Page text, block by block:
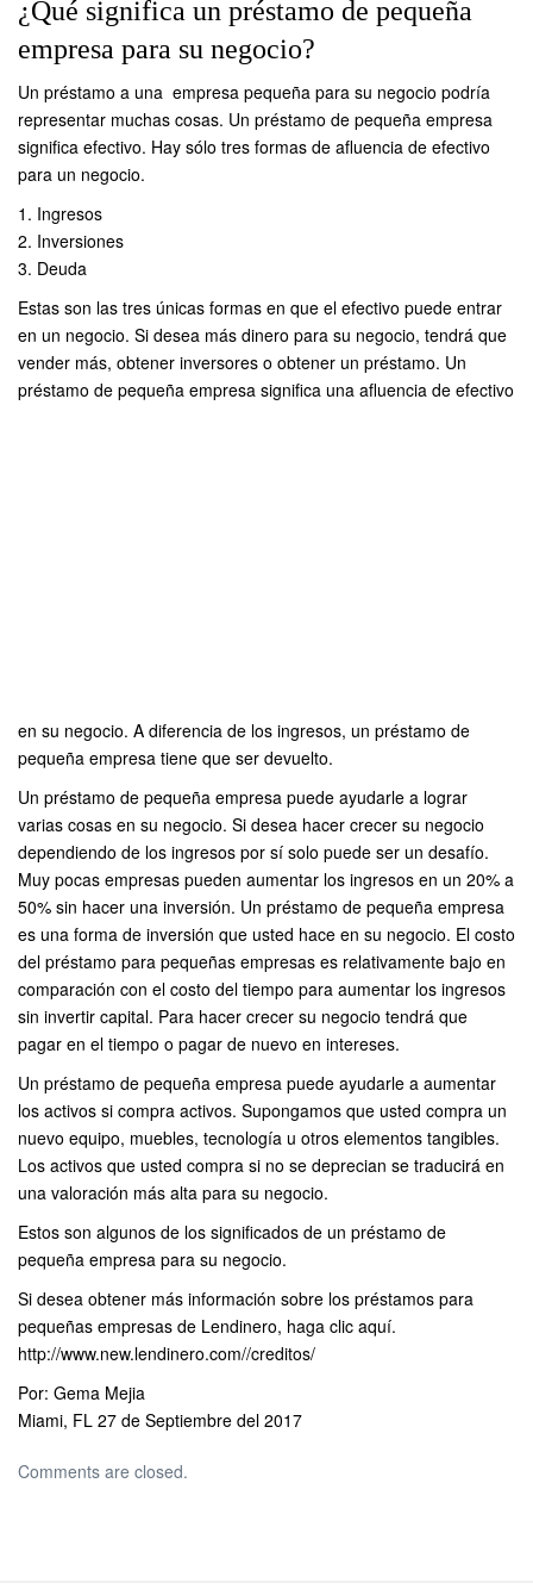
¿Qué significa un préstamo de pequeña
empresa para su negocio?
Un préstamo a una empresa pequeña para su negocio podría
representar muchas cosas. Un préstamo de pequeña empresa
significa efectivo. Hay sólo tres formas de afluencia de efectivo
para un negocio.
1. Ingresos
2. Inversiones
3. Deuda
Estas son las tres únicas formas en que el efectivo puede entrar
en un negocio. Si desea más dinero para su negocio, tendrá que
vender más, obtener inversores o obtener un préstamo. Un
préstamo de pequeña empresa significa una afluencia de efectivo
en su negocio. A diferencia de los ingresos, un préstamo de
pequeña empresa tiene que ser devuelto.
Un préstamo de pequeña empresa puede ayudarle a lograr
varias cosas en su negocio. Si desea hacer crecer su negocio
dependiendo de los ingresos por sí solo puede ser un desafío.
Muy pocas empresas pueden aumentar los ingresos en un 20% a
50% sin hacer una inversión. Un préstamo de pequeña empresa
es una forma de inversión que usted hace en su negocio. El costo
del préstamo para pequeñas empresas es relativamente bajo en
comparación con el costo del tiempo para aumentar los ingresos
sin invertir capital. Para hacer crecer su negocio tendrá que
pagar en el tiempo o pagar de nuevo en intereses.
Un préstamo de pequeña empresa puede ayudarle a aumentar
los activos si compra activos. Supongamos que usted compra un
nuevo equipo, muebles, tecnología u otros elementos tangibles.
Los activos que usted compra si no se deprecian se traducirá en
una valoración más alta para su negocio.
Estos son algunos de los significados de un préstamo de
pequeña empresa para su negocio.
Si desea obtener más información sobre los préstamos para
pequeñas empresas de Lendinero, haga clic aquí.
http://www.new.lendinero.com//creditos/
Por: Gema Mejia
Miami, FL 27 de Septiembre del 2017
Comments are closed.